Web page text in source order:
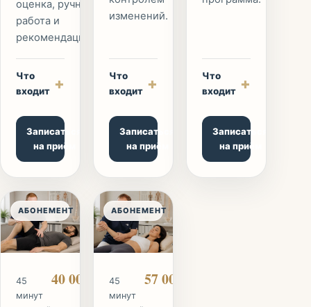
оценка, ручная
работа и
рекомендации.
Что
входит +
Записаться
на приём
изменений.
Что
входит +
Записаться
на приём
Что
входит +
Записаться
на приём
АБОНЕМЕНТ
45
минут
40 000 ₽
АБОНЕМЕНТ
45
минут
57 000 ₽